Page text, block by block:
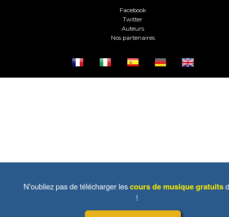
Facebook
Twitter
Auteurs
Nos partenaires
N'oubliez pas de télécharger lescours de musique gratuits
!